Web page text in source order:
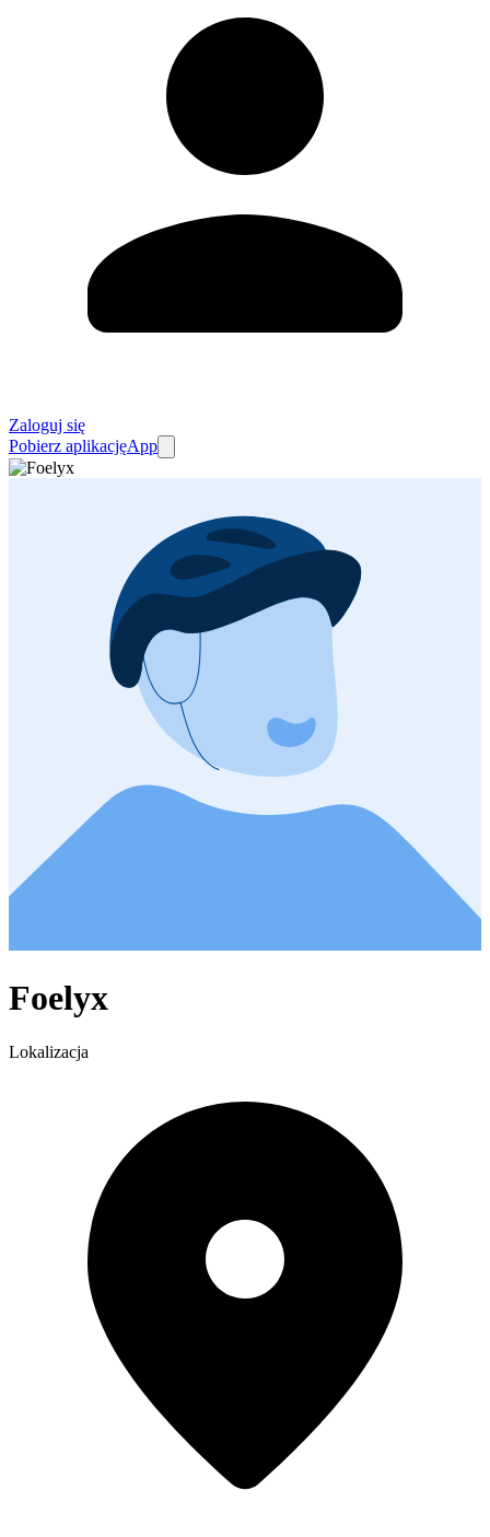
Zaloguj się
Pobierz aplikacjęApp
Foelyx
Lokalizacja